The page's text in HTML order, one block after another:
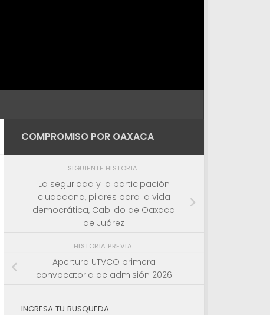
COMPROMISO POR OAXACA
SIGUIENTE HISTORIA
La seguridad y la participación
ciudadana, pilares para la vida
democrática, Cabildo de Oaxaca
de Juárez
HISTORIA PREVIA
Apertura UTVCO primera
convocatoria de admisión 2026
INGRESA TU BUSQUEDA